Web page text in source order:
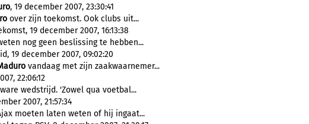
, 19 december 2007, 23:30:41
over zijn toekomst. Ook clubs uit...
19 december 2007, 16:13:38
nog geen beslissing te hebben...
19 december 2007, 09:02:20
vandaag met zijn zaakwaarnemer...
22:06:12
wedstrijd. 'Zowel qua voetbal...
2007, 21:57:34
moeten laten weten of hij ingaat...